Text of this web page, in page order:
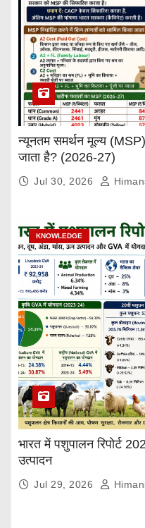
न्यूनतम समर्थन मूल्य
जाता है? (2026-27)
Jul 30, 2026
KNOWLEDGE
भारत में पशुपालन रिपोर्ट
उत्पादन
Jul 29, 2026